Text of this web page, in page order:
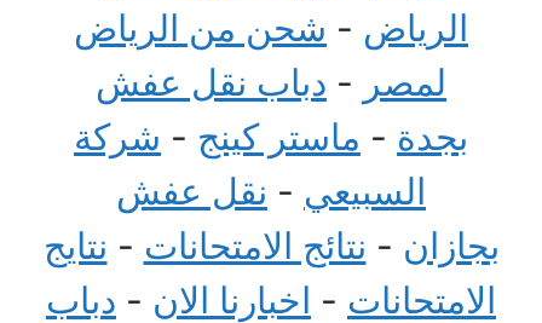
الرياض - شحن من الرياض
لمصر - دباب نقل عفش
بجدة - ماستر كينج - شركة
السبيعي - نقل عفش
بجازان - نتائج الامتحانات - نتايج
الامتحانات - اخبارنا الان - دباب